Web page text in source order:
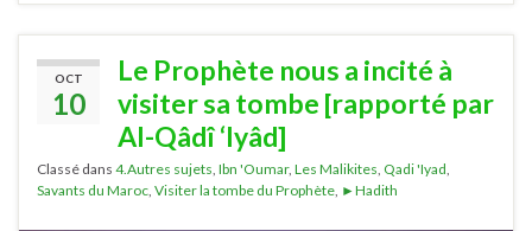
OCT
10
Le Prophète nous a incité à
visiter sa tombe [rapporté par
Al-Qâdî ‘Iyâd]
Classé dans 4.Autres sujets, Ibn 'Oumar, Les Malikites, Qadi 'Iyad,
Savants du Maroc, Visiter la tombe du Prophète, ►Hadith